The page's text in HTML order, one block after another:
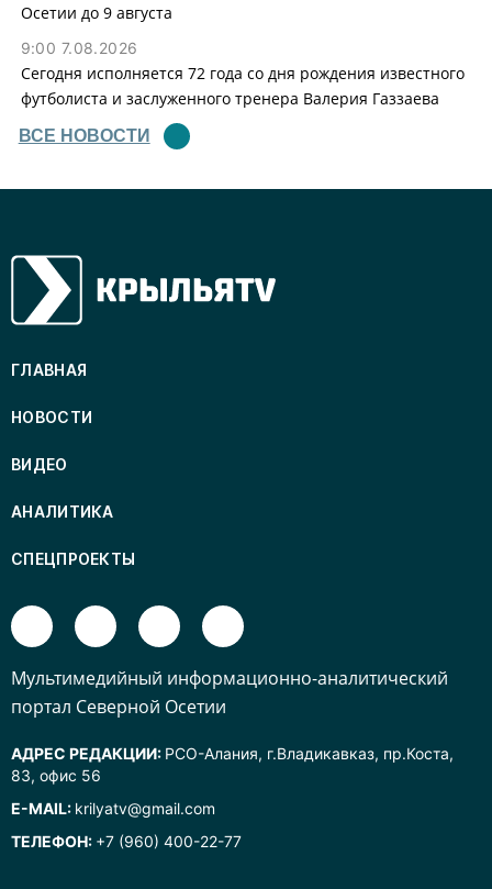
Осетии до 9 августа
9:00 7.08.2026
Сегодня исполняется 72 года со дня рождения известного
футболиста и заслуженного тренера Валерия Газзаева
ВСЕ НОВОСТИ
ГЛАВНАЯ
НОВОСТИ
ВИДЕО
АНАЛИТИКА
СПЕЦПРОЕКТЫ
Mультимедийный информационно-аналитический
портал Северной Осетии
АДРЕС РЕДАКЦИИ: РСО-Алания, г.Владикавказ, пр.Коста,
83, офис 56
E-MAIL: krilyatv@gmail.com
ТЕЛЕФОН: +7 (960) 400-22-77